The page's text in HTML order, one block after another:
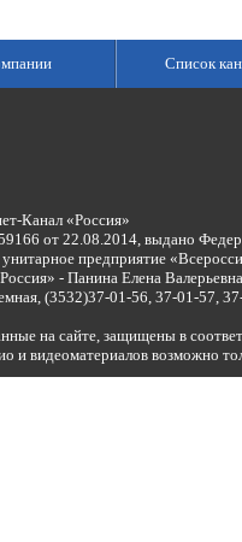
Список
Канал «Россия»
от 22.08.2014, выдано
предприятие
- Панина Елена
(3532)37-01-56, 37-01-57,
на сайте, защищены в
и видеоматериалов возможно